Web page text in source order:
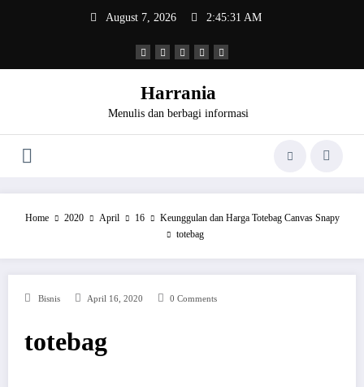
August 7, 2026 2:45:32 AM
Harrania
Menulis dan berbagi informasi
Home 2020 April 16
Keunggulan dan Harga Totebag Canvas Snapy
totebag
Bisnis April 16, 2020 0 Comments
totebag